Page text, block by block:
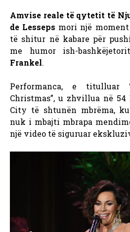
Amvise reale të qytetit të
de Lesseps mori një moment
të shitur në kabare për
me humor ish-
Frankel.
Performanca, e titulluar
Christmas”, u zhvillua në
City të shtunën mbrëma, ku
nuk i mbajti mbrapa
një video të siguruar